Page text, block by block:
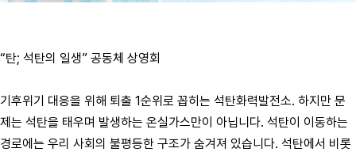
“탄; 석탄의 일생” 공동체 상영회
기후위기 대응을 위해 퇴출 1순위로 꼽히는 석탄화력발전소. 하지만 문
제는 석탄을 태우며 발생하는 온실가스만이 아닙니다. 석탄이 이동하는
경로에는 우리 사회의 불평등한 구조가 숨겨져 있습니다. 석탄에서 비롯